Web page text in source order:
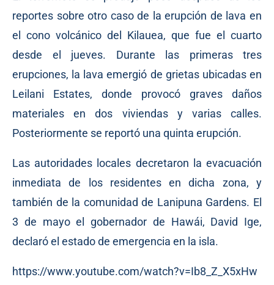
reportes sobre otro caso de la erupción de lava en
el cono volcánico del Kilauea, que fue el cuarto
desde el jueves. Durante las primeras tres
erupciones, la lava emergió de grietas ubicadas en
Leilani Estates, donde provocó graves daños
materiales en dos viviendas y varias calles.
Posteriormente se reportó una quinta erupción.
Las autoridades locales decretaron la evacuación
inmediata de los residentes en dicha zona, y
también de la comunidad de Lanipuna Gardens. El
3 de mayo el gobernador de Hawái, David Ige,
declaró el estado de emergencia en la isla.
https://www.youtube.com/watch?v=Ib8_Z_X5xHw